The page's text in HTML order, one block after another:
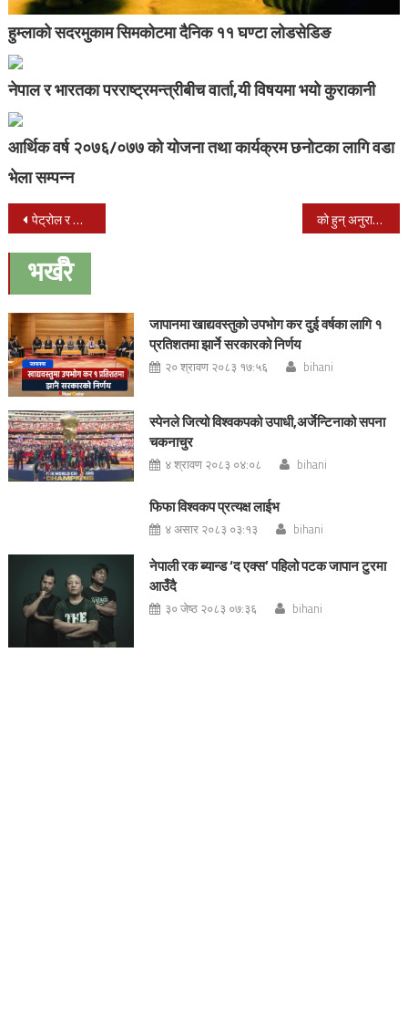
हुम्लाको सदरमुकाम सिमकोटमा दैनिक ११ घण्टा लोडसेडिङ
नेपाल र भारतका परराष्ट्रमन्त्रीबीच वार्ता,यी विषयमा भयो कुराकानी
आर्थिक वर्ष २०७६/०७७ को योजना तथा कार्यक्रम छनोटका लागि वडा
भेला सम्पन्न
Post
navigation
पेट्रोल र डिजेलको भाउ फेरि बढाइयो को हुन् अनुराधा कोईराला भन्छिन् : नयाँ सरकारले हटाएपनि दुःख मनाउ गर्दिनँ
भर्खरै
जापानमा खाद्यवस्तुको उपभोग कर दुई वर्षका लागि १
प्रतिशतमा झार्ने सरकारको निर्णय
२० श्रावण २०८३ १७:५६ bihani
स्पेनले जित्यो विश्वकपको उपाधी,अर्जेन्टिनाको सपना
चकनाचुर
४ श्रावण २०८३ ०४:०८ bihani
फिफा विश्वकप प्रत्यक्ष लाईभ
४ असार २०८३ ०३:१३ bihani
नेपाली रक ब्यान्ड ‘द एक्स’ पहिलो पटक जापान टुरमा
आउँदै
३० जेष्ठ २०८३ ०७:३६ bihani